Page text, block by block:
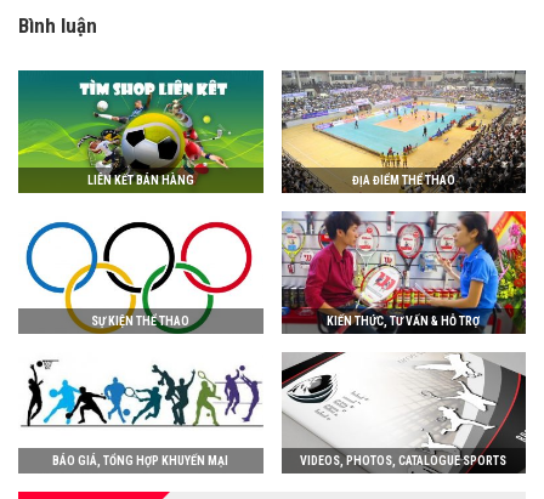
Bình luận
LIÊN KẾT BÁN HÀNG ĐỊA ĐIỂM THỂ THAO
SỰ KIỆN THỂ THAO KIẾN THỨC, TƯ VẤN & HỖ TRỢ
BÁO GIÁ, TỔNG HỢP KHUYẾN MẠI VIDEOS, PHOTOS, CATALOGUE SPORTS